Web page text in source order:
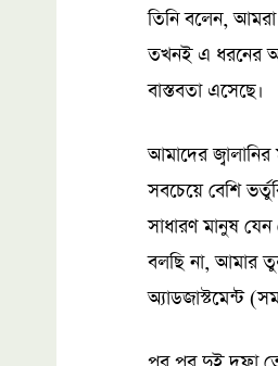
তিনি বলেন, আমরা
তখনই এ ধরনের
বাস্তবতা এসেছে।
আমাদের
সবচেয়ে বেশি
সাধারণ মানুষ
বলছি না, আমার
অ্যাডজাস্টমেন্ট